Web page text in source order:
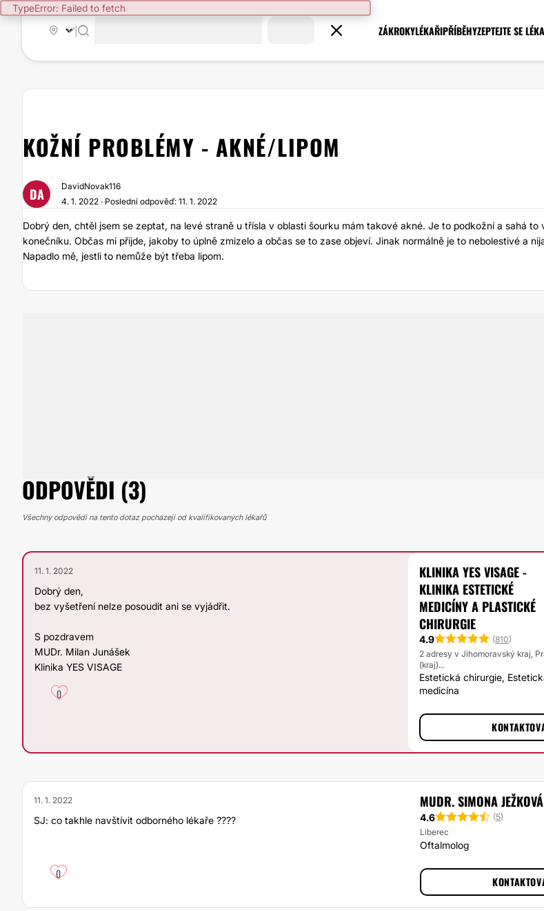
TypeError: Failed to fetch
ZÁKROKYLÉKAŘIPŘÍBĚHYZEPTEJTE SE
KOŽNÍ PROBLÉMY - AKNÉ/LIPOM
DA
DavidNovak116
4. 1. 2022 · Poslední odpověď: 11. 1. 2022
Dobrý den, chtěl jsem se zeptat, na levé straně u třísla v oblasti šourku mám takové akné. Je to podkožní a sahá to
konečníku. Občas mi přijde, jakoby to úplně zmizelo a občas se to zase objeví. Jinak normálně je to nebolestivé a
Napadlo mě, jestli to nemůže být třeba lipom.
ODPOVĚDI (3)
Všechny odpovědi na tento dotaz pocházejí od kvalifikovaných lékařů
11. 1. 2022
Dobrý den,
bez vyšetření nelze posoudit ani se vyjádřit.
S pozdravem
MUDr. Milan Junášek
Klinika YES VISAGE
0
KLINIKA YES VISAGE -
KLINIKA ESTETICKÉ
MEDICÍNY A PLASTICKÉ
CHIRURGIE
4.9 (810)
2 adresy v Jihomoravský kraj,
(kraj)...
Estetická chirurgie,
medicína
11. 1. 2022
SJ: co takhle navštívit odborného lékaře ????
0
MUDR. SIMONA JEŽKOVÁ
4.6 (5)
Liberec
Oftalmolog